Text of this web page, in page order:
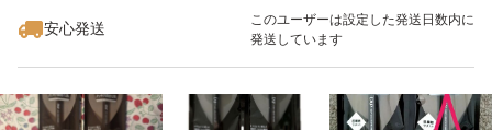
安心発送
このユーザーは設定した発送日数内に
発送しています